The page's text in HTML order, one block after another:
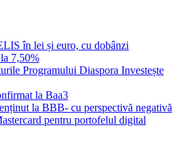
în lei și euro, cu dobânzi
7,50%
Programului Diaspora Investește
la Baa3
la BBB- cu perspectivă negativă
pentru portofelul digital